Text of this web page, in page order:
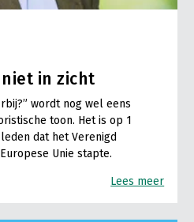
in zicht
wordt nog wel eens
toon. Het is op 1
dat het Verenigd
Unie stapte.
Lees meer